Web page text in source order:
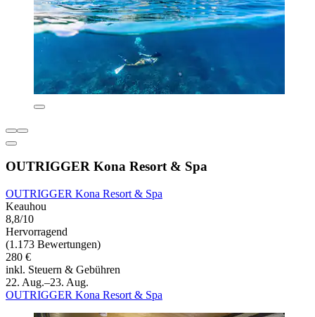
OUTRIGGER Kona Resort & Spa
OUTRIGGER Kona Resort & Spa
Keauhou
8,8/10
Hervorragend
(1.173 Bewertungen)
280 €
inkl. Steuern & Gebühren
22. Aug.–23. Aug.
OUTRIGGER Kona Resort & Spa